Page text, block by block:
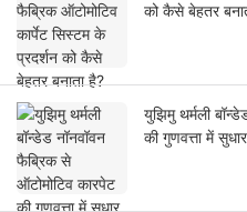
को कैसे बेहतर
युझिमु थर्मली
की गुणवत्ता में सुधार